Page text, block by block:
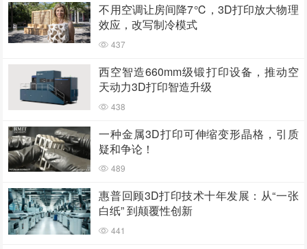
不用空调让房间降7℃，3D打印放大物理
效应，改写制冷模式
437
西空智造660mm级锻打印设备，推动空
天动力3D打印智造升级
438
一种金属3D打印可伸缩变形晶格，引质
疑和争论！
489
惠普回顾3D打印技术十年发展：从“一张
白纸” 到颠覆性创新
441